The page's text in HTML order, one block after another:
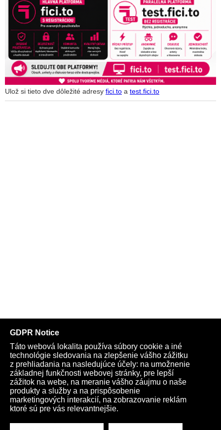
Ulož si tieto dve dôležité adresy fici.to a test.fici.to
Telegram Youtube Facebook
Archív
Obchod
TV Kardio Podporte nás
Všeobecné podmienky